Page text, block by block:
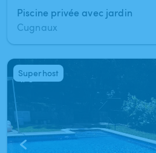
Piscine privée avec jardin
Cugnaux
1/6
Superhost